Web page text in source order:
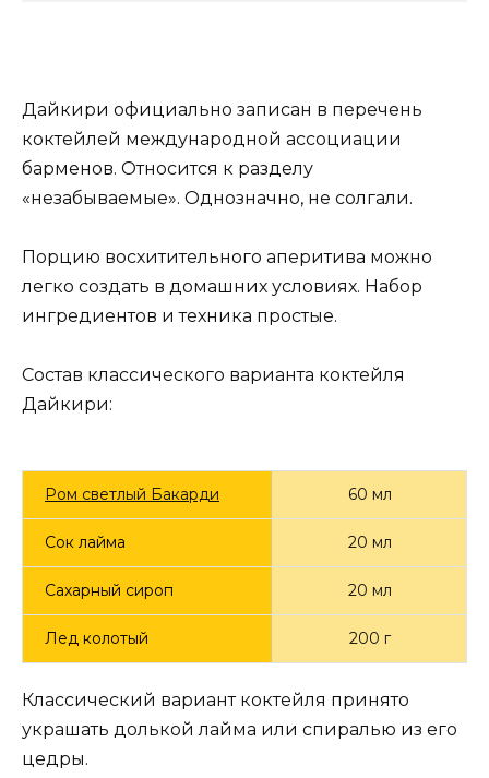
Дайкири официально записан в перечень
коктейлей международной ассоциации
барменов. Относится к разделу
«незабываемые». Однозначно, не солгали.
Порцию восхитительного аперитива можно
легко создать в домашних условиях. Набор
ингредиентов и техника простые.
Состав классического варианта коктейля
Дайкири:
Ром светлый Бакарди 60 мл
Сок лайма 20 мл
Сахарный сироп 20 мл
Лед колотый 200 г
Классический вариант коктейля принято
украшать долькой лайма или спиралью из его
цедры.